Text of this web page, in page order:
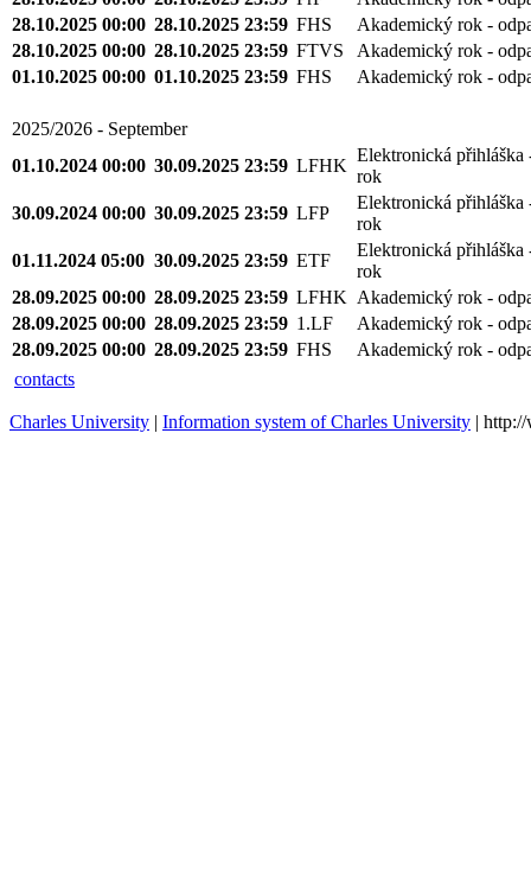
28.10.2025 00:00 28.10.2025 23:59 FF
Akademický rok -
28.10.2025 00:00 28.10.2025 23:59 LFHK
Akademický rok -
28.10.2025 00:00 28.10.2025 23:59 1.LF
Akademický rok -
28.10.2025 00:00 28.10.2025 23:59 PřF
Akademický rok -
28.10.2025 00:00 28.10.2025 23:59
01.10.2025 00:00 01.10.2025 23:59 FHS Akademický rok -
2025/2026 - September
01.10.2024 00:00 30.09.2025 23:59 LFHK
Elektronická přihláška
rok
30.09.2024 00:00 30.09.2025 23:59 LFP
Elektronická přihláška
rok
01.11.2024 05:00 30.09.2025 23:59 ETF
Elektronická přihláška
rok
28.09.2025 00:00
28.09.2025 00:00 28.09.2025 23:59 FHS
Akademický rok -